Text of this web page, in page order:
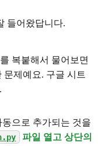
들어왔답니다.
복붙해서 물어보면
문제예요. 구글 시트
으로 추가되는 것을
파일 열고 상단의